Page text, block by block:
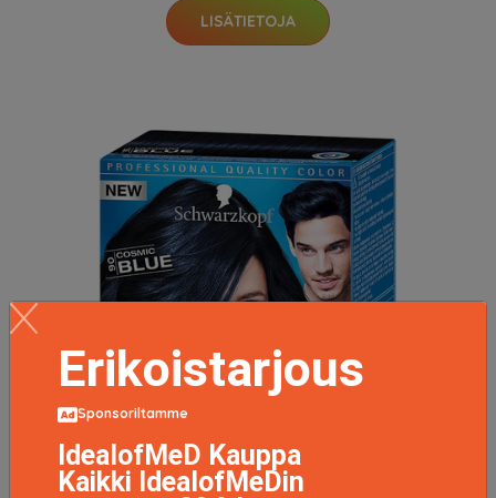
LISÄTIETOJA
Erikoistarjous
Sponsoriltamme
IdealofMeD Kauppa
Kaikki IdealofMeDin